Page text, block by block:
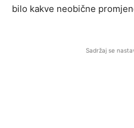
bilo kakve neobične
Sadržaj se